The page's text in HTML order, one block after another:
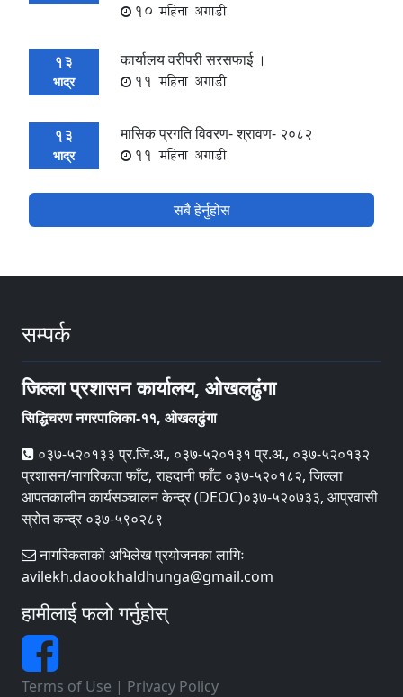
10 महिना अगाडी
13
भाद्र
कार्यालय वरीपरी सरसफाई ।
11 महिना अगाडी
13
भाद्र
मासिक प्रगति विवरण- श्रावण- २०८२
11 महिना अगाडी
सबै हेर्नुहोस
सम्पर्क
जिल्ला प्रशासन कार्यालय, ओखलढुंगा
सिद्धिचरण नगरपालिका-११, ओखलढुंगा
०३७-५२०१३३ प्र.जि.अ., ०३७-५२०१३१ प्र.अ., ०३७-५२०१३२
प्रशासन/नागरिकता फाँट, राहदानी फाँट ०३७-५२०१८२, जिल्ला
आपतकालीन कार्यसञ्‍चालन केन्द्र (DEOC)०३७-५२०७३३, आप्रवासी
स्रोत कन्द्र ०३७-५९०२८९
नागरिकताको अभिलेख प्रयोजनका लागिः
avilekh.daookhaldhunga@gmail.com
हामीलाई फलो गर्नुहोस्
Terms of Use | Privacy Policy